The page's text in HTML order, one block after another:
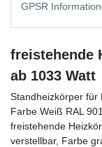
GPSR
freistehende
ab 1033 Watt
Standheizkörper für
Farbe Weiß RAL
freistehende
verstellbar, Farbe